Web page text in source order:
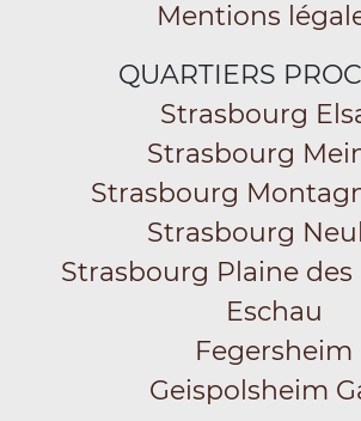
Mentions
QUARTIERS
Strasbourg
Strasbourg
Strasbourg
Strasbourg
Strasbourg Plaine
Eschau
Fegersheim
Geispolsheim